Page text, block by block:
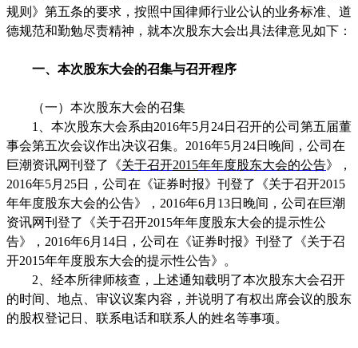
规则》第五条的要求，按照中国律师行业公认的业务标准、道
德规范和勤勉尽责精神，就本次股东大会出具法律意见如下：
一、本次股东大会的召集与召开程序
（一）本次股东大会的召集
1
、本次股东大会系由2016年5月 24日召开的公司第五届董
事会第五次会议作出决议召集。 2016年5月 24日晚间，公司在
巨潮资讯网刊登了《关于召开2015年年度股东大会的公告》，
2016年5月 25日，公司在《证券时报》刊登了《关于召开2015
年年度股东大会的公告》， 2016年6月 13日晚间，公司在巨潮
资讯网刊登了《关于召开2015年年度股东大会的提示性公
告》， 2016年6月 14日，公司在《证券时报》刊登了《关于召
开2015年年度股东大会的提示性公告》。
2 、经本所律师核查，上述通知载明了本次股东大会召开
的时间、地点、审议议案内容，并说明了有权出席会议的股东
的股权登记日、联系电话和联系人的姓名等事项。